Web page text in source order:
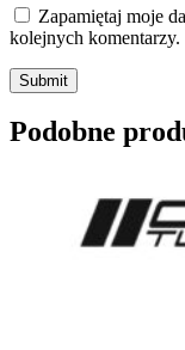
Zapamiętaj moje
kolejnych komentarzy.
Submit
Podobne